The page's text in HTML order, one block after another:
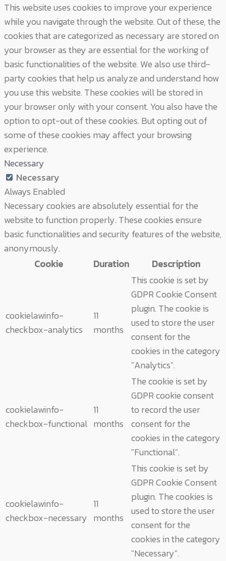
This website uses cookies to improve your experience
while you navigate through the website. Out of these, the
cookies that are categorized as necessary are stored on
your browser as they are essential for the working of
basic functionalities of the website. We also use third-
party cookies that help us analyze and understand how
you use this website. These cookies will be stored in
your browser only with your consent. You also have the
option to opt-out of these cookies. But opting out of
some of these cookies may affect your browsing
experience.
Necessary
Necessary
Always Enabled
Necessary cookies are absolutely essential for the
website to function properly. These cookies ensure
basic functionalities and security features of the website,
anonymously.
Cookie
Duration Description
cookielawinfo-
checkbox-analytics
11
months
This cookie is set by
GDPR Cookie Consent
plugin. The cookie is
used to store the user
consent for the
cookies in the category
"Analytics".
cookielawinfo-
checkbox-functional
11
months
The cookie is set by
GDPR cookie consent
to record the user
consent for the
cookies in the category
"Functional".
cookielawinfo-
checkbox-necessary
11
months
This cookie is set by
GDPR Cookie Consent
plugin. The cookies is
used to store the user
consent for the
cookies in the category
"Necessary".